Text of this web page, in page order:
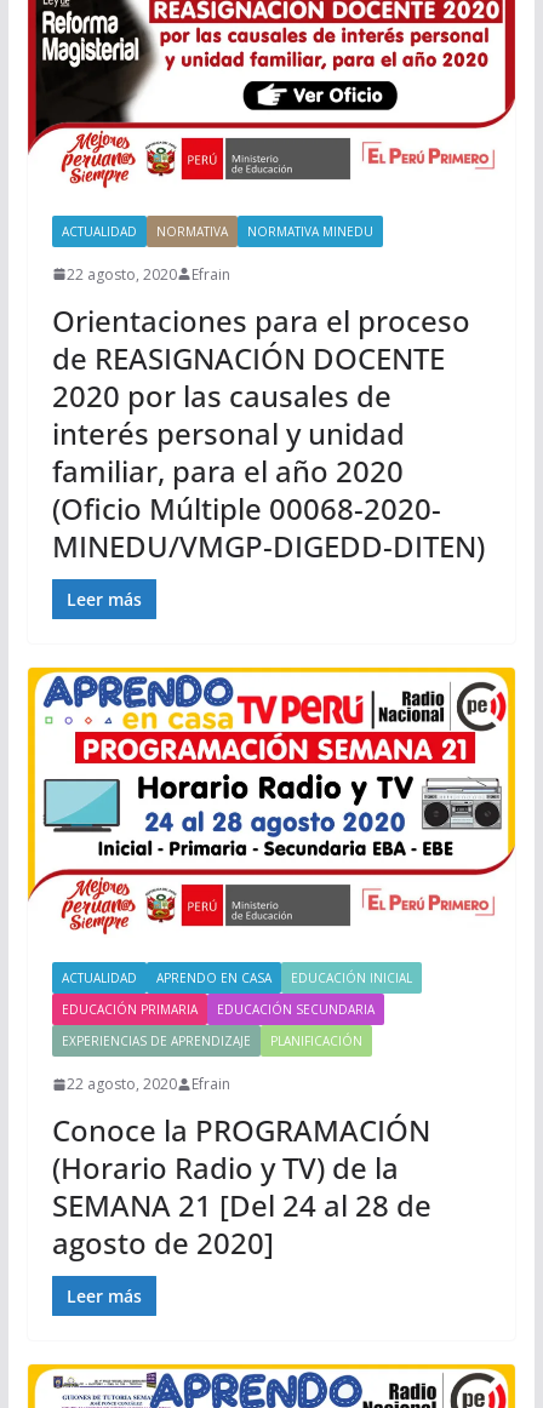
ACTUALIDAD NORMATIVA NORMATIVA MINEDU
22 agosto, 2020 Efrain
Orientaciones para el proceso
de REASIGNACIÓN DOCENTE
2020 por las causales de
interés personal y unidad
familiar, para el año 2020
(Oficio Múltiple 00068-2020-
MINEDU/VMGP-DIGEDD-DITEN)
Leer más
ACTUALIDAD APRENDO EN CASA
EDUCACIÓN INICIAL
EDUCACIÓN PRIMARIA
EDUCACIÓN SECUNDARIA
EXPERIENCIAS DE APRENDIZAJE
PLANIFICACIÓN
22 agosto, 2020 Efrain
Conoce la PROGRAMACIÓN
(Horario Radio y TV) de la
SEMANA 21 [Del 24 al 28 de
agosto de 2020]
Leer más